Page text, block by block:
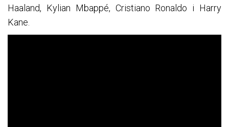
Haaland, Kylian Mbappé, Cristiano Ronaldo i Harry
Kane.